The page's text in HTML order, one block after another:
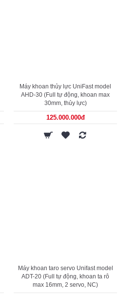
Máy khoan thủy lực UniFast model
AHD-30 (Full tự động, khoan max
30mm, thủy lực)
125.000.000đ
Máy khoan taro servo Unifast model
ADT-20 (Full tự động, khoan ta rô
max 16mm, 2 servo, NC)